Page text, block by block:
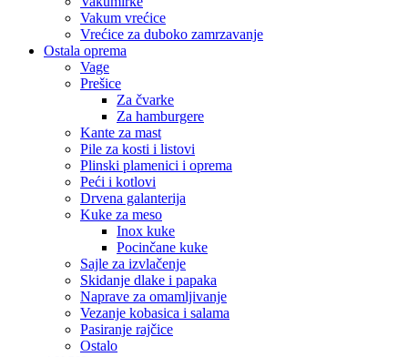
Vakum vrećice
Vrećice za duboko zamrzavanje
Ostala oprema
Vage
Prešice
Za čvarke
Za hamburgere
Kante za mast
Pile za kosti i listovi
Plinski plamenici i oprema
Peći i kotlovi
Drvena galanterija
Kuke za meso
Inox kuke
Pocinčane kuke
Sajle za izvlačenje
Skidanje dlake i papaka
Naprave za omamljivanje
Vezanje kobasica i salama
Pasiranje rajčice
Ostalo